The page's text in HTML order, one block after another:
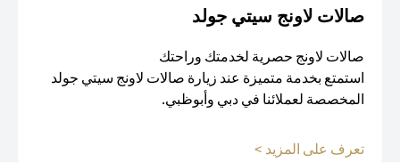
صالات لاونج سيتي جولد
صالات لاونج حصرية لخدمتك وراحتك
استمتع بخدمة متميزة عند زيارة صالات لاونج سيتي جولد
المخصصة لعملائنا في دبي وأبوظبي.
تعرف على المزيد >